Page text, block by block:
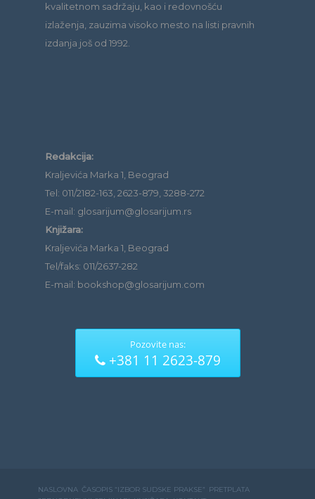
kvalitetnom sadržaju, kao i redovnošću
izlaženja, zauzima visoko mesto na listi pravnih
izdanja još od 1992.
Redakcija:
Kraljevića Marka 1, Beograd
Tel: 011/2182-163, 2623-879, 3288-272
E-mail: glosarijum@glosarijum.rs
Knjižara:
Kraljevića Marka 1, Beograd
Tel/faks: 011/2637-282
E-mail: bookshop@glosarijum.com
Pozovite nas:
+381 11 2623-879
NASLOVNA ČASOPIS “IZBOR SUDSKE PRAKSE” PRETPLATA